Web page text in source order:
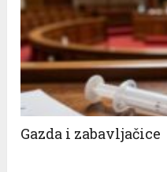
Gazda i zabavljačice